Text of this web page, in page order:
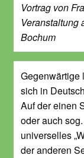
Vortrag von
Veranstaltung
Bochum
Gegenwärtige
sich in
Auf der einen
oder auch
universelles
der anderen